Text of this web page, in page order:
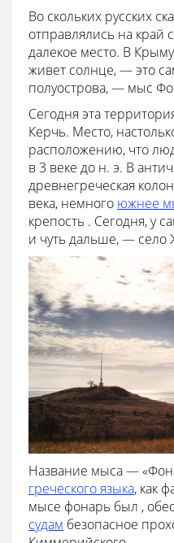
Во скольких русских
отправлялись на край
далекое место. В
живет солнце, — это
полуострова, — мыс
Сегодня эта
Керчь. Место,
расположению, что
в 3 веке до н. э. В
древнегреческая
века, немного южнее
крепость . Сегодня, у
и чуть дальше, — село
Название мыса —
греческого языка, как
мысе фонарь был ,
судам безопасное